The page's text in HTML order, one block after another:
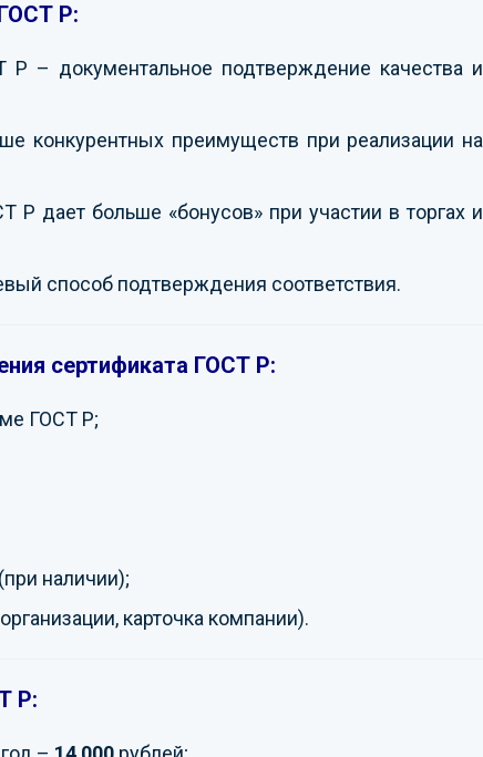
Р:
Р – документальное подтверждение качества и
конкурентных преимуществ при реализации на
дает больше «бонусов» при участии в торгах и
способ подтверждения соответствия.
сертификата ГОСТ Р:
ГОСТ Р;
наличии);
карточка компании).
Р: